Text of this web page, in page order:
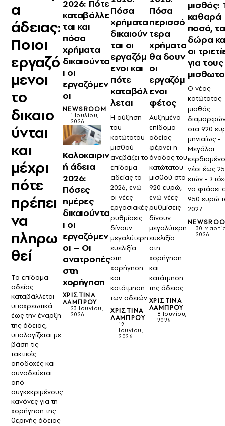
α
άδειας:
Ποιοι
εργαζό
μενοι
το
δικαιο
ύνται
και
μέχρι
πότε
πρέπει
να
πληρω
θεί
Το επίδομα
αδείας
καταβάλλεται
υποχρεωτικά
έως την έναρξη
της άδειας,
υπολογίζεται με
βάση τις
τακτικές
αποδοχές και
συνοδεύεται
από
συγκεκριμένους
κανόνες για τη
χορήγηση της
θερινής άδειας
2026: Πότε
καταβάλλε
ται και
πόσα
χρήματα
δικαιούντα
ι οι
εργαζόμεν
οι
NEWSROOM
1 Ιουλίου,
2026
Καλοκαιριν
ή άδεια
2026:
Πόσες
ημέρες
δικαιούντα
ι οι
εργαζόμεν
οι – Οι
ανατροπές
στη
χορήγηση
ΧΡΙΣΤΊΝΑ
ΛΆΜΠΡΟΥ
23 Ιουνίου,
2026
Πόσα
χρήματα
δικαιούν
ται οι
εργαζόμ
ενοι και
πότε
καταβάλ
λεται
Η αύξηση
του
κατώτατου
μισθού
ανεβάζει το
επίδομα
αδείας το
2026, ενώ
οι νέες
εργασιακές
ρυθμίσεις
δίνουν
μεγαλύτερη
ευελιξία
στη
χορήγηση
και
κατάτμηση
των αδειών
ΧΡΙΣΤΊΝΑ
ΛΆΜΠΡΟΥ
12
Ιουνίου,
2026
Πόσα
περισσό
τερα
χρήματα
θα δουν
οι
εργαζόμ
ενοι
φέτος
Αυξημένο
επίδομα
αδείας
φέρνει η
άνοδος του
κατώτατου
μισθού στα
920 ευρώ,
ενώ νέες
ρυθμίσεις
δίνουν
μεγαλύτερη
ευελιξία
στη
χορήγηση
και
κατάτμηση
της άδειας
ΧΡΙΣΤΊΝΑ
ΛΆΜΠΡΟΥ
8 Ιουνίου,
2026
μισθός:
καθαρά
ποσά, τα
δώρα
οι
για τους
Ο νέος
κατώτατος
μισθός
στα 920
μηνιαίως -
Μεγάλοι
νέοι έως 25
ετών -
να φτάσει
950 ευρώ
2027
30
2026